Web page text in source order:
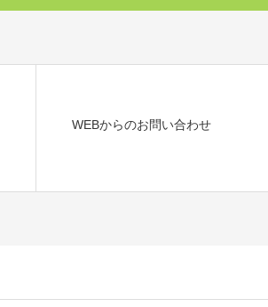
WEBからのお問い合わせ